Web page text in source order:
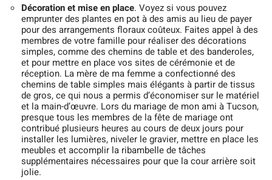
Décoration et mise en place. Voyez si vous pouvez
emprunter des plantes en pot à des amis au lieu de payer
pour des arrangements floraux coûteux. Faites appel à des
membres de votre famille pour réaliser des décorations
simples, comme des chemins de table et des banderoles,
et pour mettre en place vos sites de cérémonie et de
réception. La mère de ma femme a confectionné des
chemins de table simples mais élégants à partir de tissus
de gros, ce qui nous a permis d’économiser sur le matériel
et la main-d’œuvre. Lors du mariage de mon ami à Tucson,
presque tous les membres de la fête de mariage ont
contribué plusieurs heures au cours de deux jours pour
installer les lumières, niveler le gravier, mettre en place les
meubles et accomplir la ribambelle de tâches
supplémentaires nécessaires pour que la cour arrière soit
jolie.